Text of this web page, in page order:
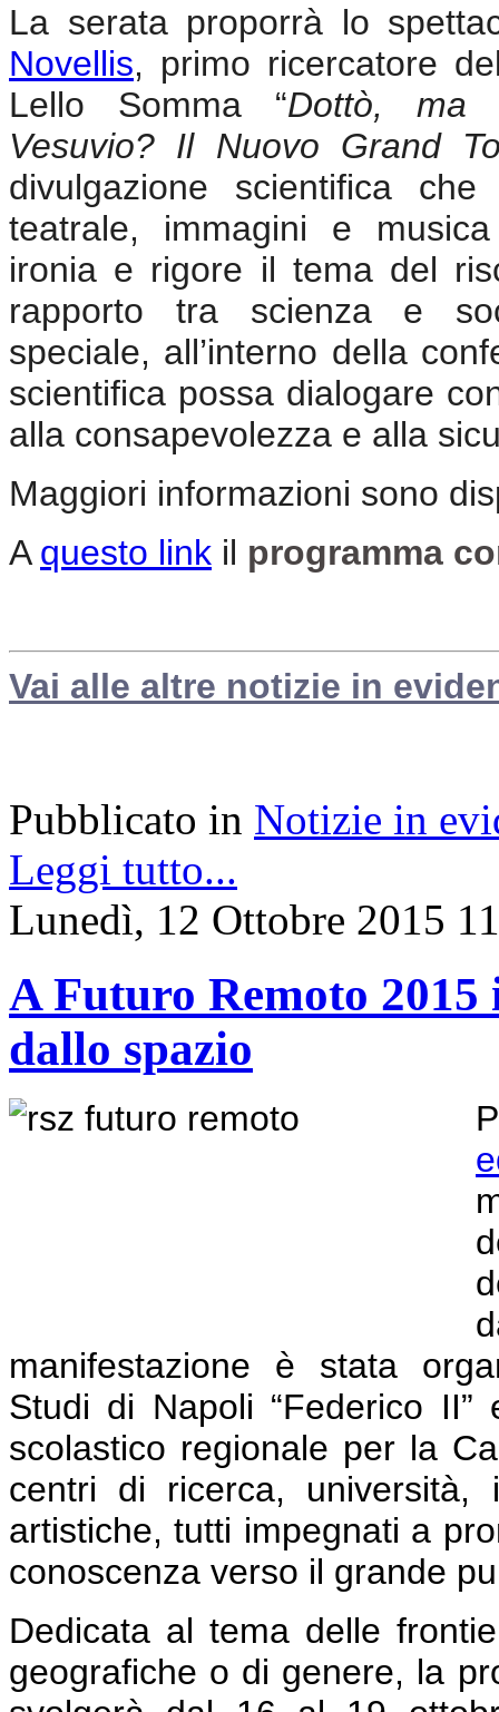
La serata proporrà lo
Novellis, primo ricercatore
Lello Somma “Dottò, ma
Vesuvio? Il Nuovo Grand
divulgazione scientifica che
teatrale, immagini e
ironia e rigore il tema del
rapporto tra scienza e
speciale, all’interno della
scientifica possa dialogare
alla consapevolezza e alla
Maggiori informazioni sono
A questo link il programma
Vai alle altre notizie in
Pubblicato in Notizie in
Leggi tutto...
Lunedì, 12 Ottobre 2015
A Futuro Remoto
dallo spazio
manifestazione è stata
Studi di Napoli “Federico II”
scolastico regionale per la
centri di ricerca, università,
artistiche, tutti impegnati a
conoscenza verso il grande
Dedicata al tema delle
geografiche o di genere, la